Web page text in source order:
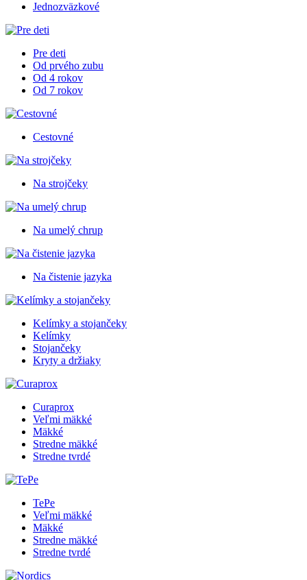
Jednozväzkové
Pre deti
Od prvého zubu
Od 4 rokov
Od 7 rokov
Cestovné
Na strojčeky
Na umelý chrup
Na čistenie jazyka
Kelímky a stojančeky
Kelímky
Stojančeky
Kryty a držiaky
Curaprox
Veľmi mäkké
Mäkké
Stredne mäkké
Stredne tvrdé
TePe
Veľmi mäkké
Mäkké
Stredne mäkké
Stredne tvrdé